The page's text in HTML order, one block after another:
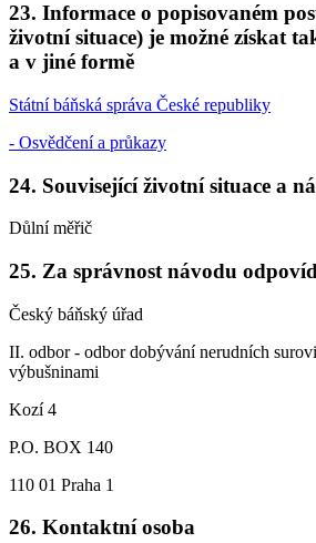
23. Informace o popisovaném
životní situace) je možné získat
a v jiné formě
Státní báňská správa České republiky
- Osvědčení a průkazy
24. Související životní situace a
Důlní měřič
25. Za správnost návodu
Český báňský úřad
II. odbor - odbor dobývání nerudních
výbušninami
Kozí 4
P.O. BOX 140
110 01 Praha 1
26. Kontaktní osoba